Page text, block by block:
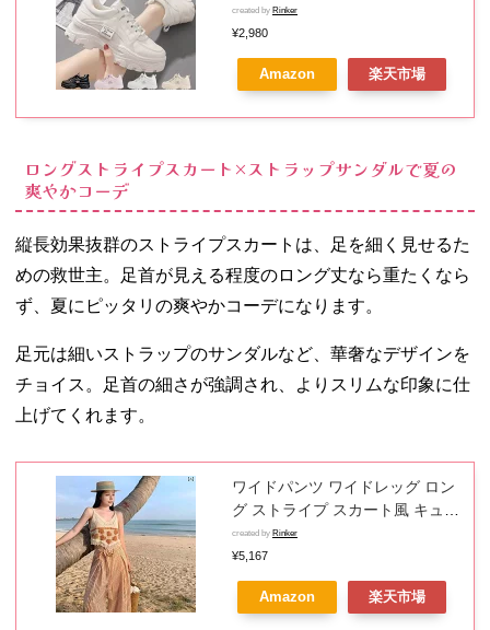
カー レディース 厚底スニーカー
靴 きれいめ 白 黒 歩きやすい 軽
量 5センチ ダッドスニーカー 細
身 おしゃれ インヒールスニーカ
created by Rinker
¥2,980
Amazon 楽天市場
ロングストライプスカート×ストラップサンダルで夏の
爽やかコーデ
縦長効果抜群のストライプスカートは、足を細く見せるた
めの救世主。足首が見える程度のロング丈なら重たくなら
ず、夏にピッタリの爽やかコーデになります。
足元は細いストラップのサンダルなど、華奢なデザインを
チョイス。足首の細さが強調され、よりスリムな印象に仕
上げてくれます。
ワイドパンツ ワイドレッグ ロン
グ ストライプ スカート風 キュロ
ット モップパンツ オレンジライ
ン 薄手 夏 レディース 涼感 リゾ
ート カジュアル ビーチ
created by Rinker
¥5,167
Amazon 楽天市場